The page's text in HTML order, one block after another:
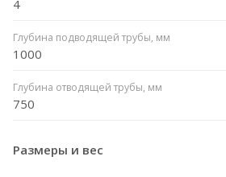
4
Глубина подводящей трубы, мм
1000
Глубина отводящей трубы, мм
750
Размеры и вес